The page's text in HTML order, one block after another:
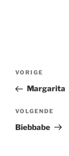
Bericht
Vorig
bericht
VORIGE
Margarita
Volgend
bericht
VOLGENDE
Biebbabe